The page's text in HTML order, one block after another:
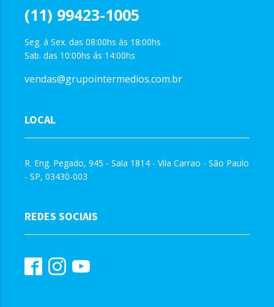
(11) 99423-1005
Seg. á Sex. das 08:00hs ás 18:00hs
Sab. das 10:00hs ás 14:00hs
vendas@grupointermedios.com.br
LOCAL
R. Eng. Pegado, 945 - Sala 1814 - Vila Carrao - São Paulo
- SP, 03430-003
REDES SOCIAIS